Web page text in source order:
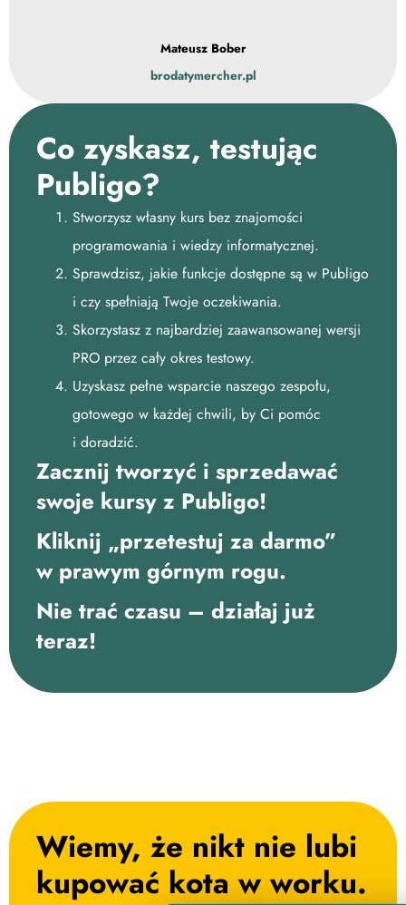
Mateusz Bober
brodatymercher.pl
Co zyskasz, testując
Publigo?
Stworzysz własny kurs bez znajomości
programowania i wiedzy informatycznej.
Sprawdzisz, jakie funkcje dostępne są w Publigo
i czy spełniają Twoje oczekiwania.
Skorzystasz z najbardziej zaawansowanej wersji
PRO przez cały okres testowy.
Uzyskasz pełne wsparcie naszego zespołu,
gotowego w każdej chwili, by Ci pomóc
i doradzić.
Zacznij tworzyć i sprzedawać
swoje kursy z Publigo!
Kliknij „przetestuj za darmo”
w prawym górnym rogu.
Nie trać czasu – działaj już
teraz!
Wiemy, że nikt nie lubi
kupować kota w worku. ​